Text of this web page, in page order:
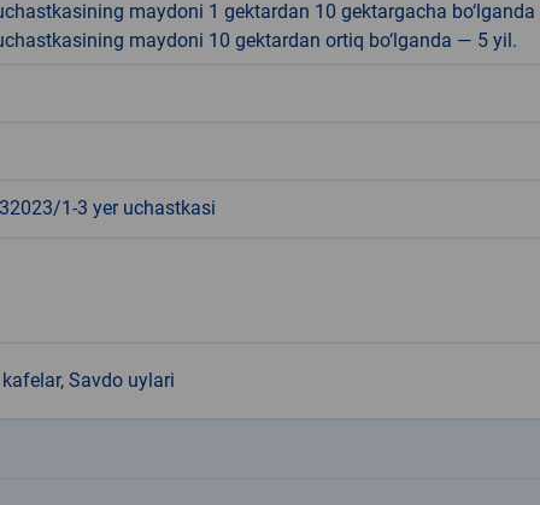
maydoni 1 gektardan 10 gektargacha
maydoni 10 gektardan ortiq bo‘lganda — 5 yil.
1-3 yer uchastkasi
Savdo uylari